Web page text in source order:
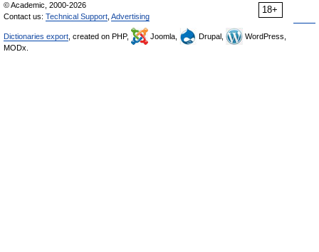
18+
© Academic, 2000-2026
Contact us: Technical Support Advertising
Dictionaries export , created on PHP, Joomla, Drupal,
WordPress,
MODx.